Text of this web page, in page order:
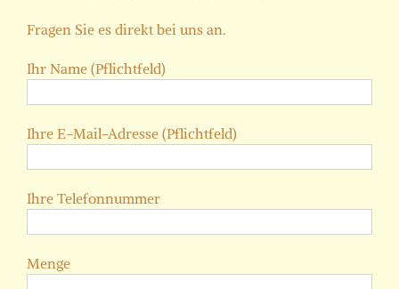
Fragen Sie es direkt bei uns an.
Ihr Name (Pflichtfeld)
Ihre E-Mail-Adresse (Pflichtfeld)
Ihre Telefonnummer
Menge